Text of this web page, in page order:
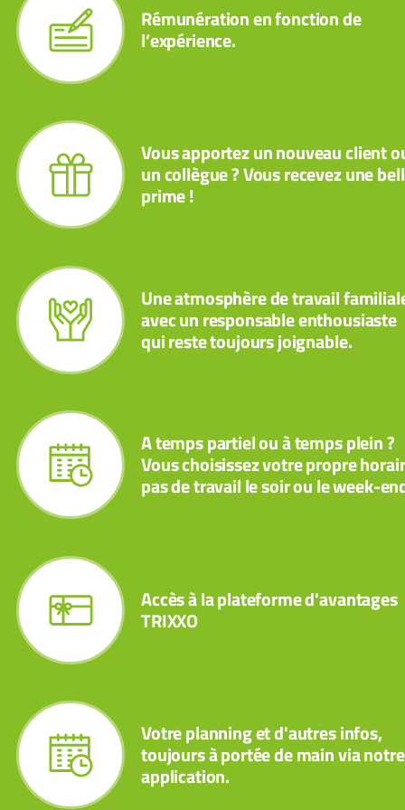
Rémunération en fonction de
l’expérience.
Vous apportez un nouveau client
un collègue ? Vous recevez une
prime !
Une atmosphère de travail
avec un responsable enthousiaste
qui reste toujours joignable.
A temps partiel ou à temps plein ?
Vous choisissez votre propre
pas de travail le soir ou le week-
Accès à la plateforme d'avantages
TRIXXO
Votre planning et d'autres infos,
toujours à portée de main via notre
application.